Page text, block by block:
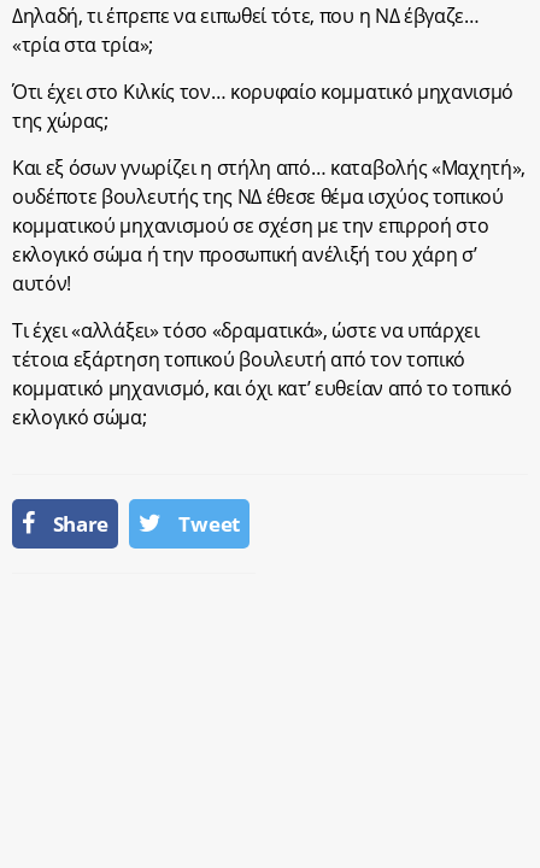
Δηλαδή, τι έπρεπε να ειπωθεί τότε, που η ΝΔ έβγαζε…
«τρία στα τρία»;
Ότι έχει στο Κιλκίς τον… κορυφαίο κομματικό μηχανισμό
της χώρας;
Και εξ όσων γνωρίζει η στήλη από… καταβολής «Μαχητή»,
ουδέποτε βουλευτής της ΝΔ έθεσε θέμα ισχύος τοπικού
κομματικού μηχανισμού σε σχέση με την επιρροή στο
εκλογικό σώμα ή την προσωπική ανέλιξή του χάρη σ’
αυτόν!
Τι έχει «αλλάξει» τόσο «δραματικά», ώστε να υπάρχει
τέτοια εξάρτηση τοπικού βουλευτή από τον τοπικό
κομματικό μηχανισμό, και όχι κατ’ ευθείαν από το τοπικό
εκλογικό σώμα;
Share Tweet